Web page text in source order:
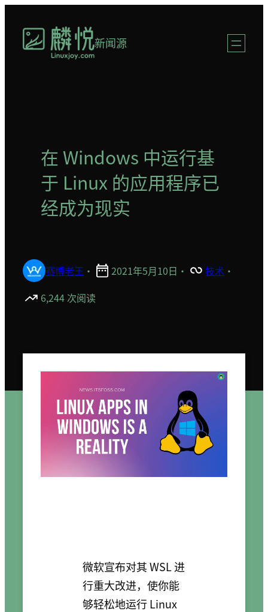
新闻源
在 Windows 中运行基
于 Linux 的应用程序已
经成为现实
赛博老王 · 2021年5月10日 · 技术 ·
6,244 次阅读
微软宣布对其 WSL 进
行重大改进，使你能
够轻松地运行 Linux